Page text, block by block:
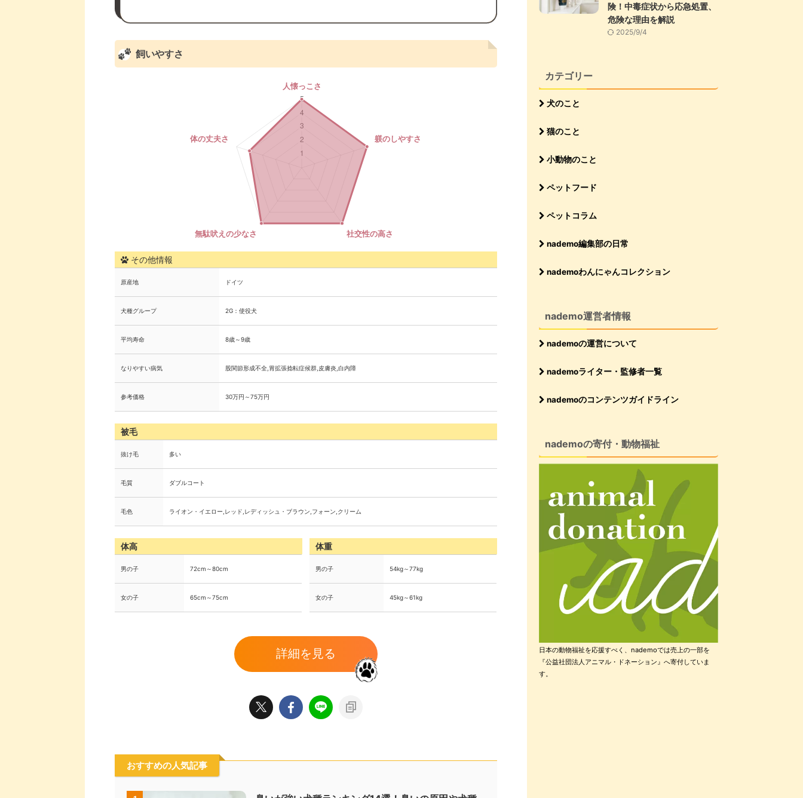
飼いやすさ
その他情報
原産地 ドイツ
犬種グループ 2G：使役犬
平均寿命 8歳～9歳
なりやすい病気 股関節形成不全,胃拡張捻転症候群,皮膚炎,白内障
参考価格 30万円～75万円
被毛
抜け毛 多い
毛質 ダブルコート
毛色 ライオン・イエロー,レッド,レディッシュ・ブラウン,フォーン,クリーム
体高
男の子 72cm～80cm
女の子 65cm～75cm
体重
男の子 54kg～77kg
女の子 45kg～61kg
詳細を見る
おすすめの人気記事
険！中毒症状から応急処置、
危険な理由を解説
2025/9/4
カテゴリー
犬のこと
猫のこと
小動物のこと
ペットフード
ペットコラム
nademo編集部の日常
nademoわんにゃんコレクション
nademo運営者情報
nademoの運営について
nademoライター・監修者一覧
nademoのコンテンツガイドライン
nademoの寄付・動物福祉
日本の動物福祉を応援すべく、nademoでは売上の一部を
『公益社団法人アニマル・ドネーション』へ寄付していま
す。